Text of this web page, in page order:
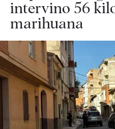
intervino 56
marihuana